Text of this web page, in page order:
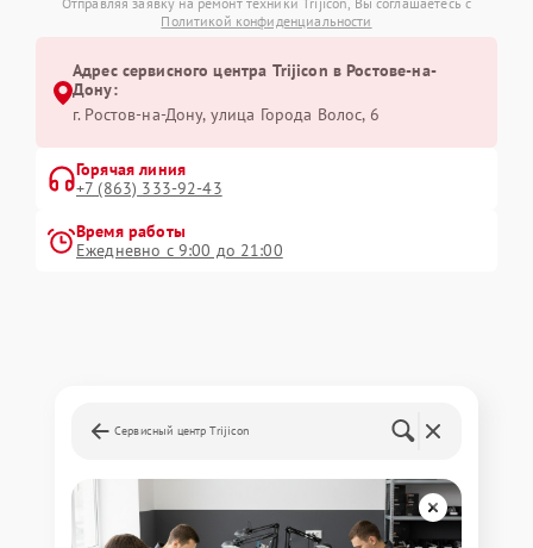
Политикой конфиденциальности
Адрес сервисного центра Trijicon в Ростове-на-
Дону:
г. Ростов-на-Дону, улица Города Волос, 6
Горячая линия
+7 (863) 333-92-43
Время работы
Ежедневно с 9:00 до 21:00
Сервисный центр Trijicon